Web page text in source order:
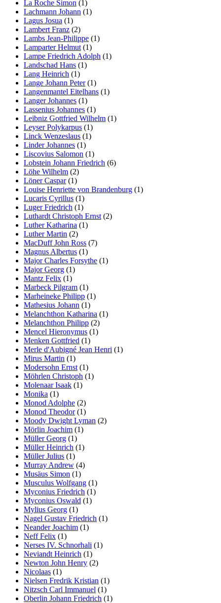
La Roche Simon (1)
Lachmann Johann (1)
Lagus Josua (1)
Lambert Franz (2)
Lambs Jean-Philippe (1)
Lamparter Helmut (1)
Lampe Friedrich Adolph (1)
Landschad Hans (1)
Lang Heinrich (1)
Lange Johann Peter(1)
Langenmantel Eitelhans (1)
Langer Johannes (1)
Lassenius Johannes (1)
Leibniz Gottfried Wilhelm (1)
Leyser Polykarpus (1)
Linck Wenzeslaus (1)
Linder Johannes (1)
Liscovius Salomon (1)
Lobstein Johann Friedrich (6)
Löhe Wilhelm (2)
Löner Caspar(1)
Louise Henriette von Brandenburg (1)
Lucaris Cyrillus (1)
Luger Friedrich (1)
Luthardt Christoph Ernst (2)
Luther Katharina (1)
Luther Martin (2)
MacDuff John Ross (7)
Magnus Albertus (1)
Major Charles Forsythe (1)
Major Georg (1)
Mantz Felix (1)
Marbeck Pilgram (1)
Marheineke Philipp (1)
Mathesius Johann (1)
Melanchthon Katharina (1)
Melanchthon Philipp (2)
Mencel Hieronymus (1)
Menken Gottfried (1)
Merle d'Aubigné Jean Henri (1)
Mirus Martin (1)
Modersohn Ernst (1)
Möhrlen Christoph (1)
Molenaar Isaak (1)
Monika (1)
Monod Adolphe (2)
Monod Theodor(1)
Moody Dwight Lyman (2)
Mörlin Joachim (1)
Müller Georg (1)
Müller Heinrich (1)
Müller Julius (1)
Murray Andrew (4)
Musäus Simon (1)
Musculus Wolfgang (1)
Myconius Friedrich (1)
Myconius Oswald (1)
Mylius Georg (1)
Nagel Gustav Friedrich (1)
Neander Joachim (1)
Neff Felix (1)
Nerses IV. Schnorhali (1)
Neviandt Heinrich (1)
Newton John Henry (2)
Nicolaas (1)
Nielsen Fredrik Kristian (1)
Nitzsch Carl Immanuel (1)
Oberlin Johann Friedrich (1)